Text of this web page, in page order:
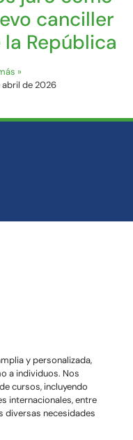
canciller
la República
»
abril de 2026
y personalizada,
a individuos. Nos
cursos, incluyendo
internacionales, entre
diversas necesidades